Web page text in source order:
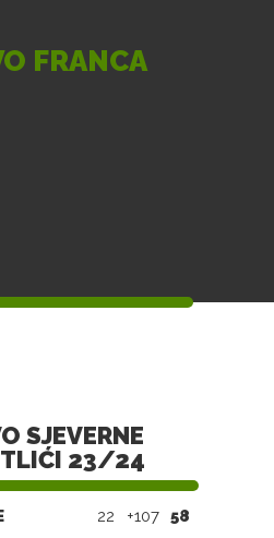
FRANCA
SJEVERNE
23/24
22 +107 58